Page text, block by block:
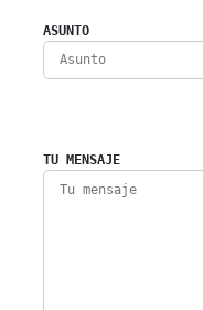
ASUNTO
TU MENSAJE